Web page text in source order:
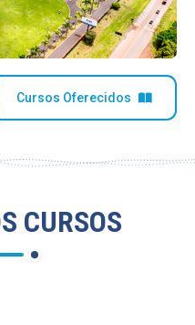
Cursos Oferecidos
CURSOS